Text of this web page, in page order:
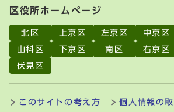
区役所ホームページ
北区 上京区 左京区 中京区
山科区
下京区 南区 右京区
伏見区
このサイトの考え方 個人情報の